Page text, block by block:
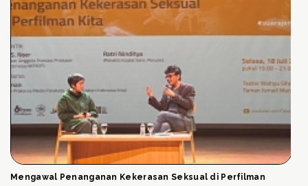
Mengawal Penanganan Kekerasan Seksual di Perfilman